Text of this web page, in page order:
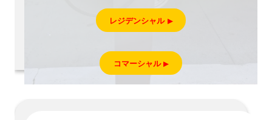
レジデンシャル
コマーシャル